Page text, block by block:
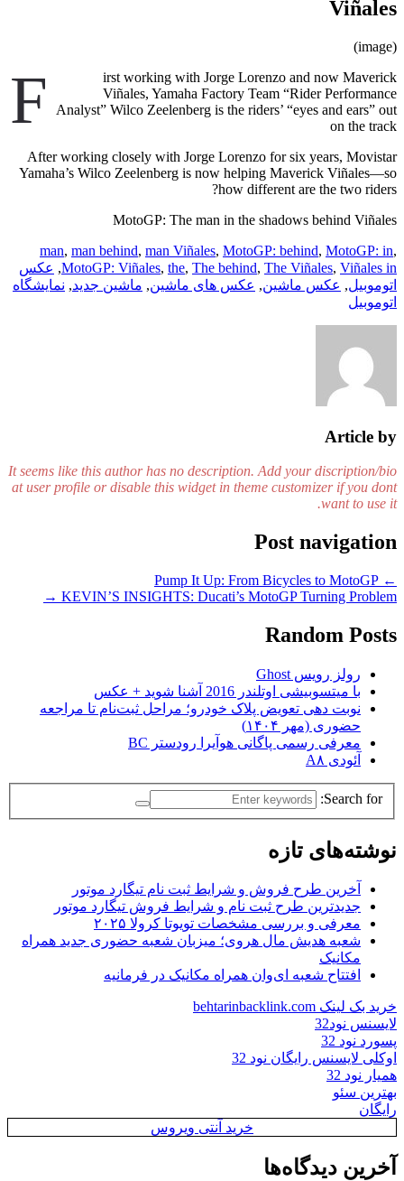
Viñales
(image)
F
irst working with Jorge Lorenzo and now Maverick
Viñales, Yamaha Factory Team “Rider Performance
Analyst” Wilco Zeelenberg is the riders’ “eyes and ears” out
on the track
After working closely with Jorge Lorenzo for six years, Movistar
Yamaha’s Wilco Zeelenberg is now helping Maverick Viñales—so
how different are the two riders?
MotoGP: The man in the shadows behind Viñales
man, man behind, man Viñales, MotoGP: behind, MotoGP: in,
MotoGP: Viñales, the, The behind, The Viñales, Viñales in
, عکس
اتوموبیل, عکس ماشین, عکس های ماشین, ماشین جدید, نمایشگاه
اتوموبیل
Article by
It seems like this author has no description. Add your discription/bio
at user profile or disable this widget in theme customizer if you dont
want to use it.
Post navigation
←
KEVIN’S INSIGHTS: Ducati’s MotoGP Turning Problem
→
Random Posts
رولز رویس Ghost
با میتسوبیشی اوتلندر 2016 آشنا شوید + عکس
نوبت دهی تعویض پلاک خودرو؛ مراحل ثبت‌نام تا مراجعه
حضوری (مهر ۱۴۰۴)
معرفی رسمی پاگانی هوآیرا رودستر BC
آئودی A۸
Search for:
نوشته‌های تازه
آخرین طرح فروش و شرایط ثبت نام تیگارد موتور
جدیدترین طرح ثبت نام و شرایط فروش تیگارد موتور
معرفی و بررسی مشخصات تویوتا کرولا ۲۰۲۵
شعبه هدیش مال هروی؛ میزبان شعبه حضوری جدید همراه
مکانیک
افتتاح شعبه ای‌وان همراه مکانیک در فرمانیه
خرید بک لینک behtarinbacklink.com
لایسنس نود32
پسورد نود 32
اوکلی لایسنس رایگان نود 32
همیار نود 32
بهترین سئو
رایگان
خرید آنتی ویروس
آخرین دیدگاه‌ها